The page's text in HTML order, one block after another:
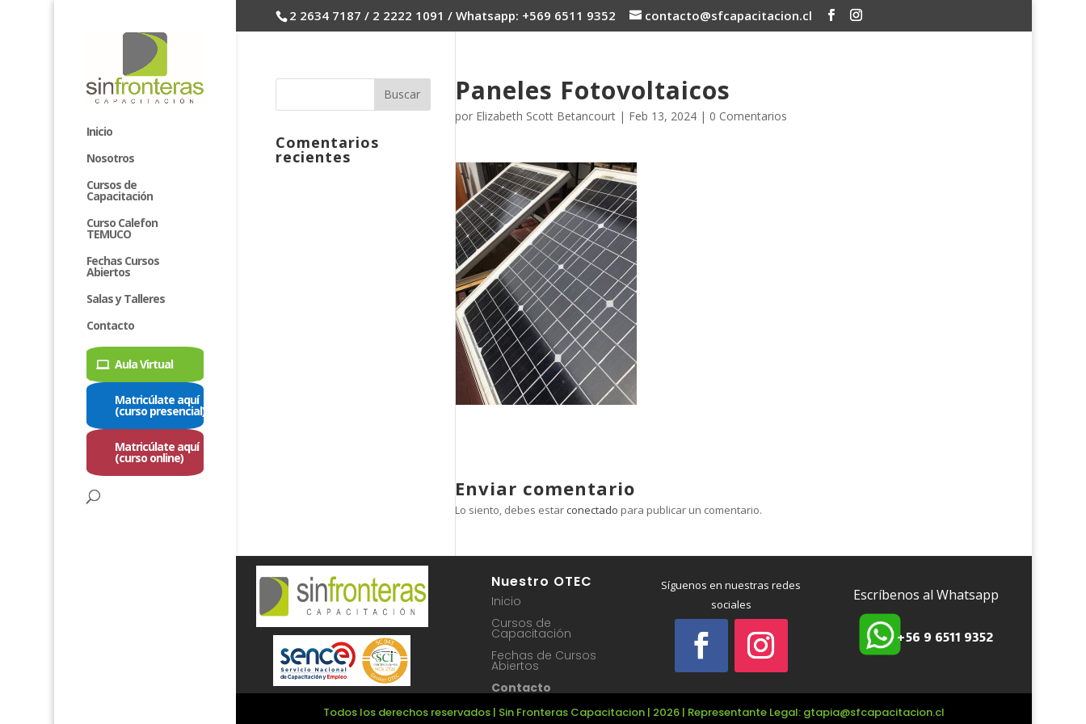
2 2634 7187 / 2 2222 1091 / Whatsapp: +569 6511 9352 contacto@sfcapacitacion.cl
Inicio
Nosotros
Cursos de
Capacitación
Curso Calefon
TEMUCO
Fechas Cursos
Abiertos
Salas y Talleres
Contacto
Aula Virtual
Matricúlate aquí
(curso presencial)
Matricúlate aquí
(curso online)
Paneles Fotovoltaicos
por Elizabeth Scott Betancourt| Feb 13, 2024| 0 Comentarios
Enviar comentario
Lo siento, debes estar conectado para publicar un comentario.
Comentarios
recientes
Nuestro OTEC
Inicio
Cursos de
Capacitación
Fechas de Cursos
Abiertos
Contacto
Síguenos en nuestras redes
sociales
Escríbenos al Whatsapp
+56 9 6511 9352
Todos los derechos reservados | Sin Fronteras Capacitacion | 2026 | Representante Legal: gtapia@sfcapacitacion.cl